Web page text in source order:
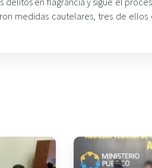
medidas cautelares, tres de ellos